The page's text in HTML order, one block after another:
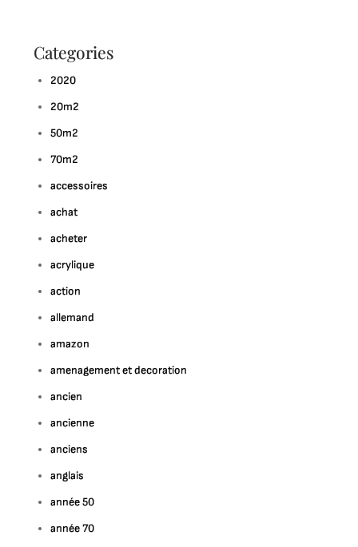
Categories
2020
20m2
50m2
70m2
accessoires
achat
acheter
acrylique
action
allemand
amazon
amenagement et decoration
ancien
ancienne
anciens
anglais
année 50
année 70